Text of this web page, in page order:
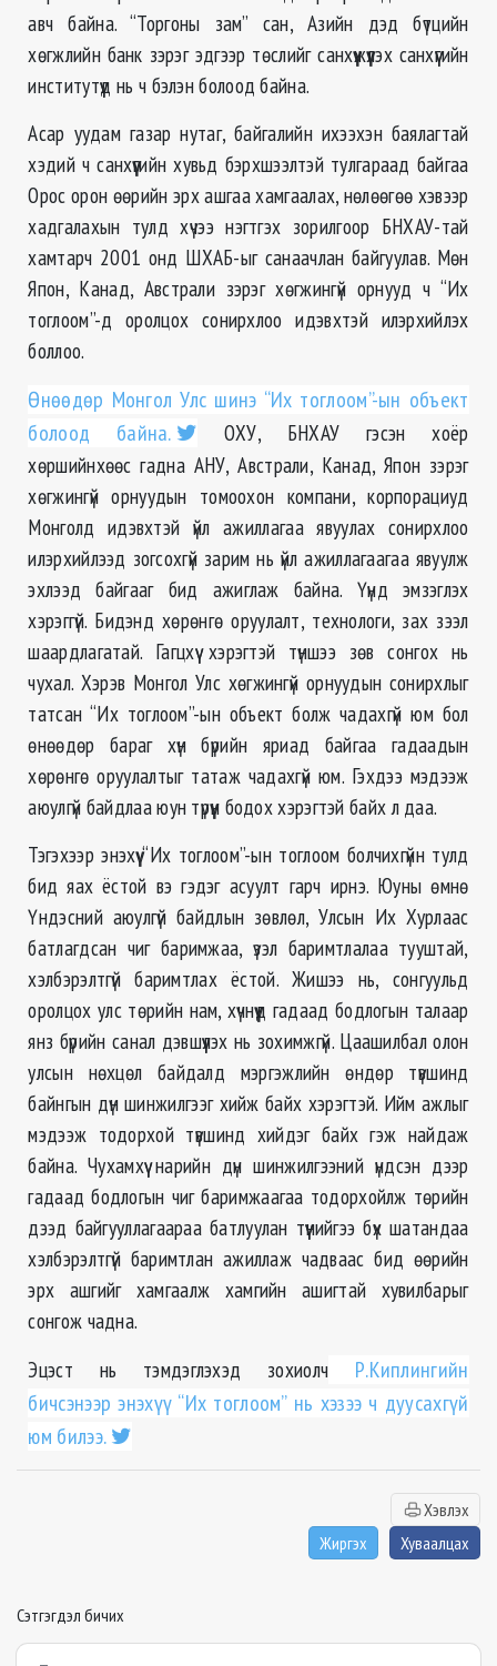
авч байна. “Торгоны зам” сан, Азийн дэд бүтцийн
хөгжлийн банк зэрэг эдгээр төслийг санхүүжүүлэх санхүүгийн
институтүүд нь ч бэлэн болоод байна.
Асар уудам газар нутаг, байгалийн ихээхэн баялагтай
хэдий ч санхүүгийн хувьд бэрхшээлтэй тулгараад байгаа
Орос орон өөрийн эрх ашгаа хамгаалах, нөлөөгөө хэвээр
хадгалахын тулд хүчээ нэгтгэх зорилгоор БНХАУ-тай
хамтарч 2001 онд ШХАБ-ыг санаачлан байгуулав. Мөн
Япон, Канад, Австрали зэрэг хөгжингүй орнууд ч “Их
тоглоом”-д оролцох сонирхлоо идэвхтэй илэрхийлэх
боллоо.
Өнөөдөр Монгол Улс шинэ “Их тоглоом”-ын объект
болоод байна.
ОХУ, БНХАУ гэсэн хоёр
хөршийнхөөс гадна АНУ, Австрали, Канад, Япон зэрэг
хөгжингүй орнуудын томоохон компани, корпорациуд
Монголд идэвхтэй үйл ажиллагаа явуулах сонирхлоо
илэрхийлээд зогсохгүй зарим нь үйл ажиллагаагаа явуулж
эхлээд байгааг бид ажиглаж байна. Үүнд эмзэглэх
хэрэггүй. Бидэнд хөрөнгө оруулалт, технологи, зах зээл
шаардлагатай. Гагцхүү хэрэгтэй түншээ зөв сонгох нь
чухал. Хэрэв Монгол Улс хөгжингүй орнуудын сонирхлыг
татсан “Их тоглоом”-ын объект болж чадахгүй юм бол
өнөөдөр бараг хүн бүрийн яриад байгаа гадаадын
хөрөнгө оруулалтыг татаж чадахгүй юм. Гэхдээ мэдээж
аюулгүй байдлаа юун түрүүн бодох хэрэгтэй байх л даа.
Тэгэхээр энэхүү “Их тоглоом”-ын тоглоом болчихгүйн тулд
бид яах ёстой вэ гэдэг асуулт гарч ирнэ. Юуны өмнө
Үндэсний аюулгүй байдлын зөвлөл, Улсын Их Хурлаас
батлагдсан чиг баримжаа, үзэл баримтлалаа тууштай,
хэлбэрэлтгүй баримтлах ёстой. Жишээ нь, сонгуульд
оролцох улс төрийн нам, хүчнүүд гадаад бодлогын талаар
янз бүрийн санал дэвшүүлэх нь зохимжгүй. Цаашилбал олон
улсын нөхцөл байдалд мэргэжлийн өндөр түвшинд
байнгын дүн шинжилгээг хийж байх хэрэгтэй. Ийм ажлыг
мэдээж тодорхой түвшинд хийдэг байх гэж найдаж
байна. Чухамхүү нарийн дүн шинжилгээний үндсэн дээр
гадаад бодлогын чиг баримжаагаа тодорхойлж төрийн
дээд байгууллагаараа батлуулан түүнийгээ бүх шатандаа
хэлбэрэлтгүй баримтлан ажиллаж чадваас бид өөрийн
эрх ашгийг хамгаалж хамгийн ашигтай хувилбарыг
сонгож чадна.
Эцэст нь тэмдэглэхэд зохиолч Р.Киплингийн
бичсэнээр энэхүү “Их тоглоом” нь хэзээ ч дуусахгүй
юм билээ.
Хэвлэх
Жиргэх
Хуваалцах
Сэтгэгдэл бичих